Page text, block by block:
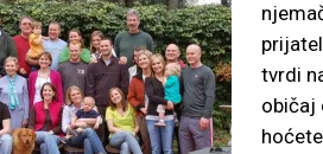
tvrdi
običaj